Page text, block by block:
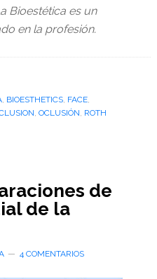
Bioestética es un
en la profesión.
, BIOESTHETICS, FACE,
, OCLUSIÓN, ROTH
de
de la
4 COMENTARIOS